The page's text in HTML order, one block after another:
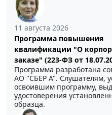
11 августа 2026
Программа повышения
квалификации "О
заказе" (223-ФЗ от
Программа разработана
АО ''СБЕР А". Слушателям,
освоившим программу,
удостоверения
образца.